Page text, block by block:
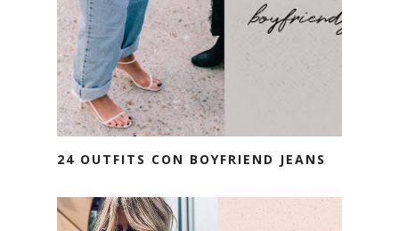
24 OUTFITS CON BOYFRIEND JEANS